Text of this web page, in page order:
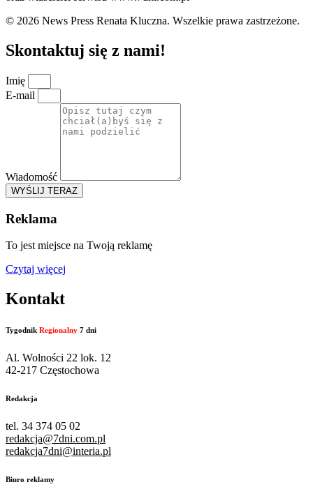
© 2026 News Press Renata Kluczna. Wszelkie prawa zastrzeżone.
Skontaktuj się z nami!
Imię
E-mail
Wiadomość
WYŚLIJ TERAZ
Reklama
To jest miejsce na Twoją reklamę
Czytaj więcej
Kontakt
Tygodnik Regionalny 7 dni
Al. Wolności 22 lok. 12
42-217 Częstochowa
Redakcja
tel. 34 374 05 02
redakcja@7dni.com.pl
redakcja7dni@interia.pl
Biuro reklamy